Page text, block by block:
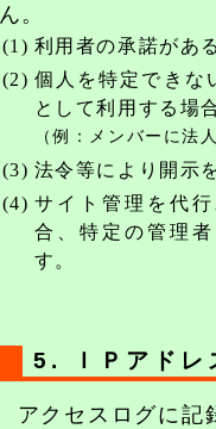
ん。
(1) 利用者の承諾があ
(2) 個人を特定できな
として利用する場
（例：メンバーに法
(3) 法令等により開示
(4) サイト管理を代
合、特定の管理
す。
5. ＩＰアドレ
アクセスログに記